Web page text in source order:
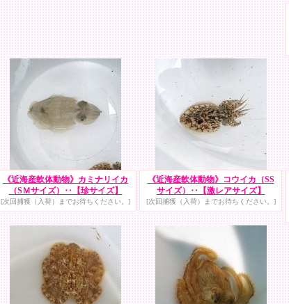
《近海産軟体動物》カミナリイカ
（SＭサイズ）‥【珍サイズ】
[次回捕獲（入荷）までお待ちください。]
《近海産軟体動物》コウイカ（SS
サイズ）‥【激レアサイズ】
[次回捕獲（入荷）までお待ちください。]